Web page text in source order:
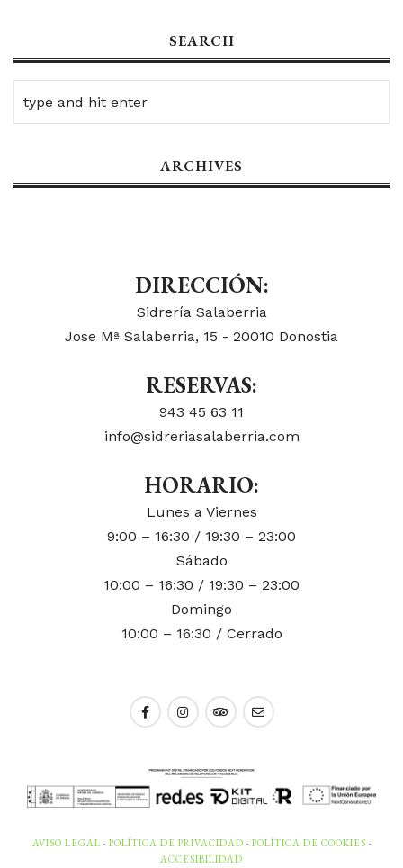
SEARCH
ARCHIVES
DIRECCIÓN:
Sidrería Salaberria
Jose Mª Salaberria, 15 - 20010 Donostia
RESERVAS:
943 45 63 11
info@sidreriasalaberria.com
HORARIO:
Lunes a Viernes
9:00 – 16:30 / 19:30 – 23:00
Sábado
10:00 – 16:30 / 19:30 – 23:00
Domingo
10:00 – 16:30 / Cerrado
AVISO LEGAL · POLÍTICA DE PRIVACIDAD · POLÍTICA DE COOKIES ·
ACCESIBILIDAD